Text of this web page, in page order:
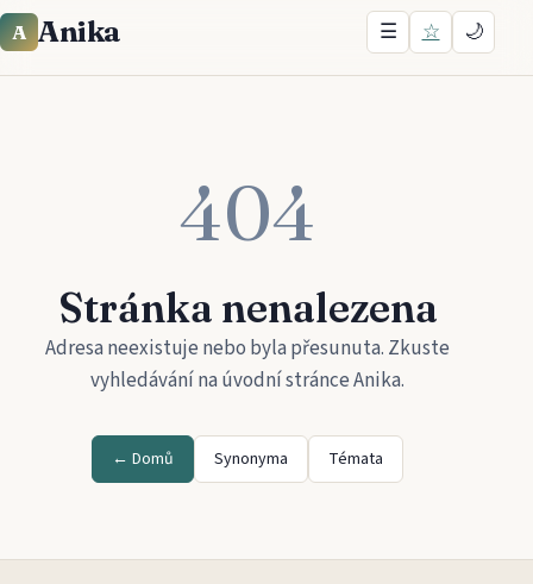
A Anika ☰ ☆ 🌙
404
Stránka nenalezena
Adresa neexistuje nebo byla přesunuta. Zkuste
vyhledávání na úvodní stránceAnika.
← Domů Synonyma Témata